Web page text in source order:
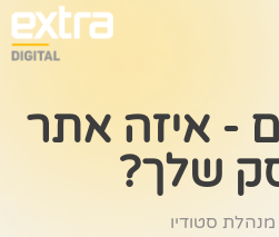
- איזה אתר
שלך?
מנהלת סטודיו